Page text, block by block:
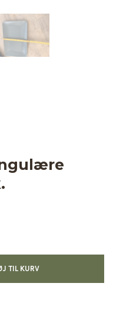
TIL KURV